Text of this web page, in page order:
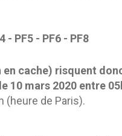
- PF5 - PF6 - PF8
cache) risquent
10 mars 2020 entre
(heure de Paris).